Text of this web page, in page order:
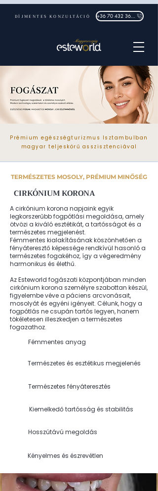
DÍJMENTES KONZULTÁCIÓ +36 70 432 3632
Prémium egészségturizmus Isztambulban
magyar teljeskörű asszisztenciával
TERMÉSZETES MOSOLY, PRÉMIUM MINŐSÉG
CIRKÓNIUM KORONA
A cirkónium korona napjaink egyik
legkorszerűbb fogpótlási megoldása, amely
ötvözi a kiváló esztétikát, a tartósságot és a
természetes megjelenést.
Fémmentes kialakításának köszönhetően a
fényáteresztő képessége rendkívül hasonló a
természetes fogakéhoz, így a végeredmény
harmonikus és élethű.
Az Esteworld fogászati központjában minden
cirkónium korona személyre szabottan készül,
figyelembe véve a páciens arcvonásait,
mosolyát és egyéni igényeit. Célunk, hogy a
fogpótlás ne csupán tartós legyen, hanem
tökéletesen illeszkedjen a természetes
fogazathoz.
Fémmentes anyag
Természetes és esztétikus megjelenés
Természetes fényáteresztés
Kiemelkedő tartósság és stabilitás
Hosszútávú megoldás
Kényelmes és észrevétlen